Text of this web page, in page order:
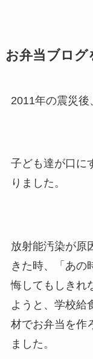
お弁当ブログ
2011年の震災後
子ども達が口に
りました。
放射能汚染が原
きた時、「あの
悔してもしきれ
ようと、学校給
材でお弁当を作
ました。